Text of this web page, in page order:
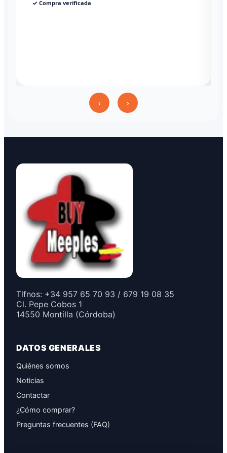
‹
✓ Compra verificada
›
Tlfnos: +34 957 65 70 93 / 679 19 08 35
Cl. Pepe Cobos 1
14550 Montilla (Córdoba)
DATOS GENERALES
Quiénes somos
Noticias
Contactar
¿Cómo comprar?
Preguntas frecuentes (FAQ)